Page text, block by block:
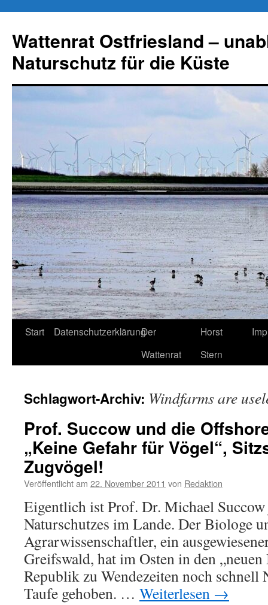
springen
Wattenrat Ostfriesland –
Naturschutz für die Küste
Start DatenschutzerklärungDer
Wattenrat
Horst
Stern
Schlagwort-Archiv: Windfarms are
Prof. Succow und die
„Keine Gefahr für Vögel“,
Zugvögel!
Veröffentlicht am 22. November 2011 von Redaktion
Eigentlich ist Prof. Dr. Michael
Naturschutzes im Lande. Der Biologe
Agrarwissenschaftler, ein
Greifswald, hat im Osten in den
Republik zu Wendezeiten noch schnell
Taufe gehoben. … Weiterlesen →